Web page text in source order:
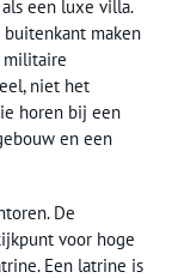
een luxe villa.
buitenkant maken
militaire
niet het
horen bij een
en een
De
voor hoge
Een latrine is